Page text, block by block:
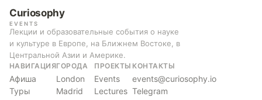
Curiosophy
EVENTS
Лекции и образовательные события о науке
и культуре в Европе, на Ближнем Востоке, в
Центральной Азии и Америке.
НАВИГАЦИЯ
Афиша
Туры
ГОРОДА
London
Madrid
ПРОЕКТЫ
Events
Lectures
КОНТАКТЫ
events@curiosophy.io
Telegram